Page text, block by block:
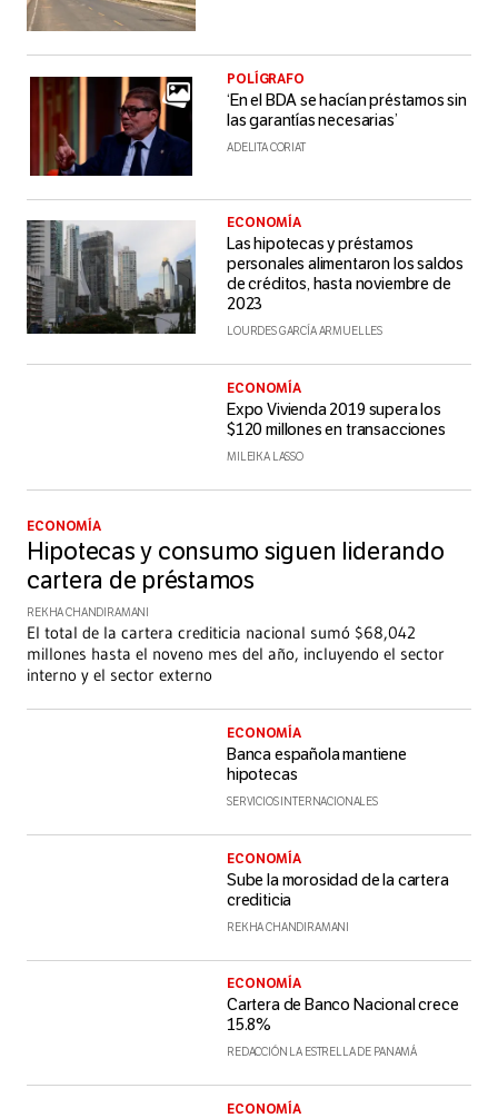
POLÍGRAFO
‘En el BDA se hacían préstamos sin
las garantías necesarias’
ADELITA CORIAT
ECONOMÍA
Las hipotecas y préstamos
personales alimentaron los saldos
de créditos, hasta noviembre de
2023
LOURDES GARCÍA ARMUELLES
ECONOMÍA
Expo Vivienda 2019 supera los
$120 millones en transacciones
MILEIKA LASSO
ECONOMÍA
Hipotecas y consumo siguen liderando
cartera de préstamos
REKHA CHANDIRAMANI
El total de la cartera crediticia nacional sumó $68,042
millones hasta el noveno mes del año, incluyendo el sector
interno y el sector externo
ECONOMÍA
Banca española mantiene
hipotecas
SERVICIOS INTERNACIONALES
ECONOMÍA
Sube la morosidad de la cartera
crediticia
REKHA CHANDIRAMANI
ECONOMÍA
Cartera de Banco Nacional crece
15.8%
REDACCIÓN LA ESTRELLA DE PANAMÁ
ECONOMÍA